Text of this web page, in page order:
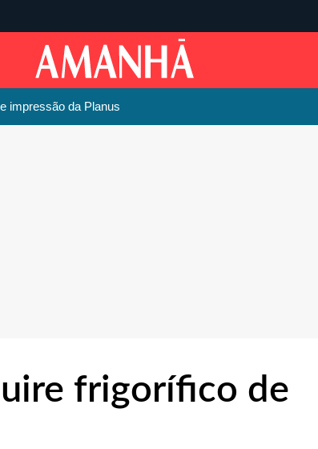
impressão da Planus
frigorífico de